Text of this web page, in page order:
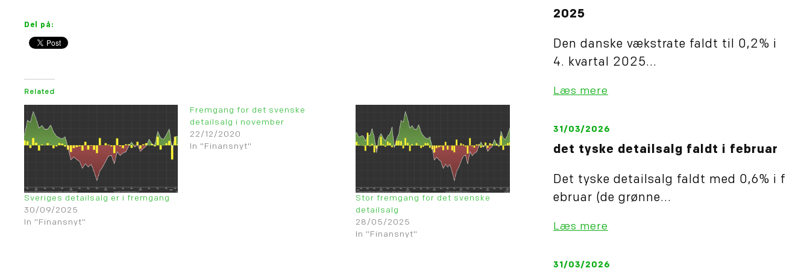
Del på:
Related
Sveriges detailsalg er i fremgang
30/09/2025
In "Finansnyt"
Fremgang for det svenske
detailsalg i november
22/12/2020
In "Finansnyt"
Stor fremgang for det svenske
detailsalg
28/05/2025
In "Finansnyt"
2025
Den danske vækstrate faldt til 0,2% i
4. kvartal 2025...
Læs mere
31/03/2026
det tyske detailsalg faldt i februar
Det tyske detailsalg faldt med 0,6% i f
ebruar (de grønne...
Læs mere
31/03/2026